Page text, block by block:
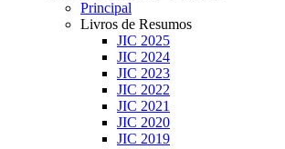
Principal
Livros de Resumos
JIC 2025
JIC 2024
JIC 2023
JIC 2022
JIC 2021
JIC 2020
JIC 2019